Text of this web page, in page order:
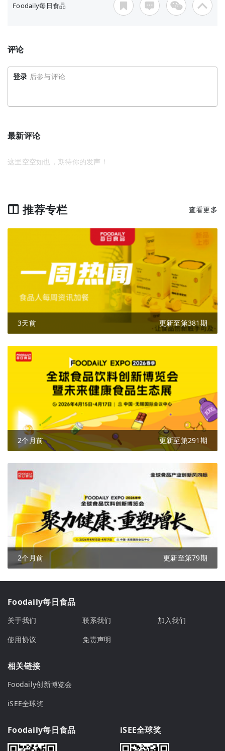
Foodaily每日食品
评论
登录 后参与评论
最新评论
这里空空如也，期待你的发声！
推荐专栏 查看更多
3天前 更新至第381期
2个月前 更新至第291期
2个月前 更新至第79期
Foodaily每日食品
关于我们 联系我们
加入我们
使用协议
免责声明
相关链接
Foodaily创新博览会
iSEE全球奖
Foodaily每日食品 iSEE全球奖